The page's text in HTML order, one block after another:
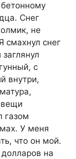
Снег
не
смахнул снег
с
внутри,
вещи
газом
У меня
что он мой.
на